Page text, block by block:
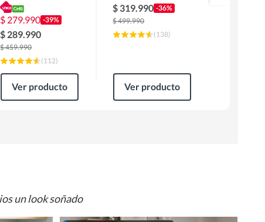
$ 279.990 -39%
$ 289.990
$459.990
(112)
Ver producto
1 Motor FF60IN +
Horno EPC4NIG
$ 319.990 -36%
$499.990
(138)
Ver producto
un look soñado